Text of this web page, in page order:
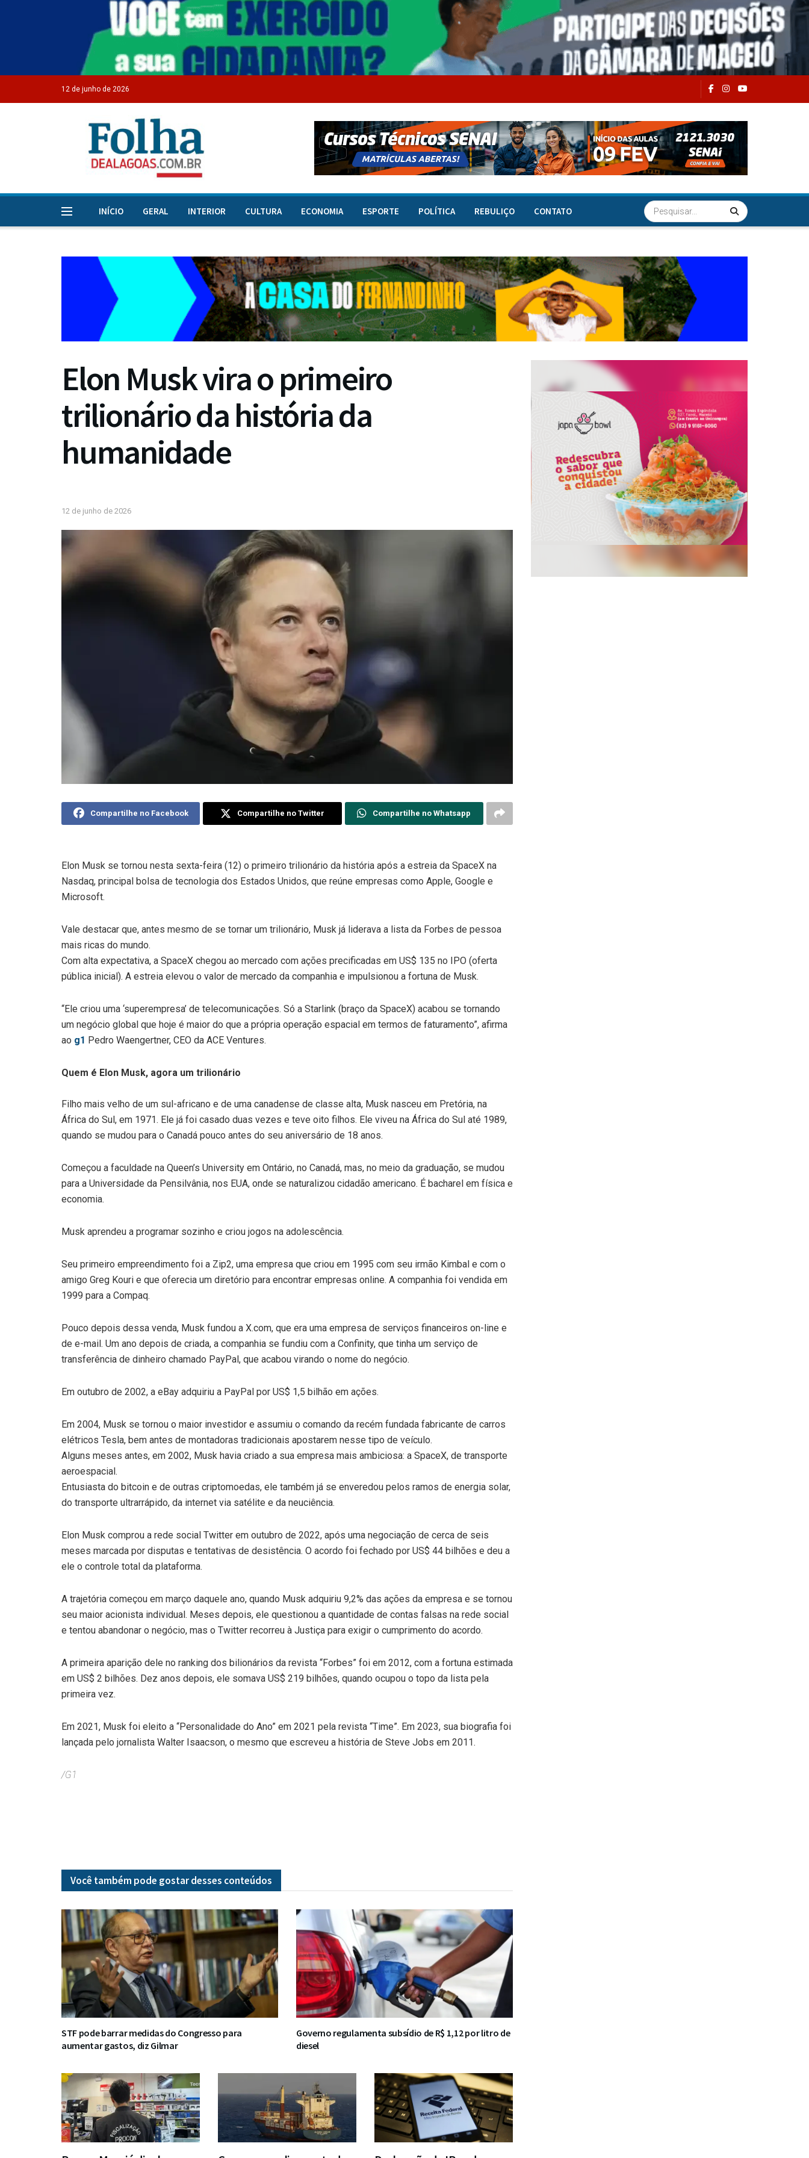
12 de junho de 2026
INÍCIO GERAL INTERIOR CULTURA ECONOMIA ESPORTE POLÍTICA REBULIÇO CONTATO
Elon Musk vira o primeiro
trilionário da história da
humanidade
12 de junho de 2026
Compartilhe no Facebook Compartilhe no Twitter Compartilhe no Whatsapp
Elon Musk se tornou nesta sexta-feira (12) o primeiro trilionário da história após a estreia da SpaceX na
Nasdaq, principal bolsa de tecnologia dos Estados Unidos, que reúne empresas como Apple, Google e
Microsoft.
Vale destacar que, antes mesmo de se tornar um trilionário, Musk já liderava a lista da Forbes de pessoa
mais ricas do mundo.
Com alta expectativa, a SpaceX chegou ao mercado com ações precificadas em US$ 135 no IPO (oferta
pública inicial). A estreia elevou o valor de mercado da companhia e impulsionou a fortuna de Musk.
“Ele criou uma ‘superempresa’ de telecomunicações. Só a Starlink (braço da SpaceX) acabou se tornando
um negócio global que hoje é maior do que a própria operação espacial em termos de faturamento”, afirma
ao g1 Pedro Waengertner, CEO da ACE Ventures.
Quem é Elon Musk, agora um trilionário
Filho mais velho de um sul-africano e de uma canadense de classe alta, Musk nasceu em Pretória, na
África do Sul, em 1971. Ele já foi casado duas vezes e teve oito filhos. Ele viveu na África do Sul até 1989,
quando se mudou para o Canadá pouco antes do seu aniversário de 18 anos.
Começou a faculdade na Queen’s University em Ontário, no Canadá, mas, no meio da graduação, se mudou
para a Universidade da Pensilvânia, nos EUA, onde se naturalizou cidadão americano. É bacharel em física e
economia.
Musk aprendeu a programar sozinho e criou jogos na adolescência.
Seu primeiro empreendimento foi a Zip2, uma empresa que criou em 1995 com seu irmão Kimbal e com o
amigo Greg Kouri e que oferecia um diretório para encontrar empresas online. A companhia foi vendida em
1999 para a Compaq.
Pouco depois dessa venda, Musk fundou a X.com, que era uma empresa de serviços financeiros on-line e
de e-mail. Um ano depois de criada, a companhia se fundiu com a Confinity, que tinha um serviço de
transferência de dinheiro chamado PayPal, que acabou virando o nome do negócio.
Em outubro de 2002, a eBay adquiriu a PayPal por US$ 1,5 bilhão em ações.
Em 2004, Musk se tornou o maior investidor e assumiu o comando da recém fundada fabricante de carros
elétricos Tesla, bem antes de montadoras tradicionais apostarem nesse tipo de veículo.
Alguns meses antes, em 2002, Musk havia criado a sua empresa mais ambiciosa: a SpaceX, de transporte
aeroespacial.
Entusiasta do bitcoin e de outras criptomoedas, ele também já se enveredou pelos ramos de energia solar,
do transporte ultrarrápido, da internet via satélite e da neuciência.
Elon Musk comprou a rede social Twitter em outubro de 2022, após uma negociação de cerca de seis
meses marcada por disputas e tentativas de desistência. O acordo foi fechado por US$ 44 bilhões e deu a
ele o controle total da plataforma.
A trajetória começou em março daquele ano, quando Musk adquiriu 9,2% das ações da empresa e se tornou
seu maior acionista individual. Meses depois, ele questionou a quantidade de contas falsas na rede social
e tentou abandonar o negócio, mas o Twitter recorreu à Justiça para exigir o cumprimento do acordo.
A primeira aparição dele no ranking dos bilionários da revista “Forbes” foi em 2012, com a fortuna estimada
em US$ 2 bilhões. Dez anos depois, ele somava US$ 219 bilhões, quando ocupou o topo da lista pela
primeira vez.
Em 2021, Musk foi eleito a “Personalidade do Ano” em 2021 pela revista “Time”. Em 2023, sua biografia foi
lançada pelo jornalista Walter Isaacson, o mesmo que escreveu a história de Steve Jobs em 2011.
/G1
Você também pode gostar desses conteúdos
STF pode barrar medidas do Congresso para
aumentar gastos, diz Gilmar
Governo regulamenta subsídio de R$ 1,12 por litro de
diesel